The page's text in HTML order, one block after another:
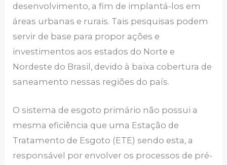
desenvolvimento, a fim de implantá-los em
áreas urbanas e rurais. Tais pesquisas podem
servir de base para propor ações e
investimentos aos estados do Norte e
Nordeste do Brasil, devido à baixa cobertura de
saneamento nessas regiões do país.
O sistema de esgoto primário não possui a
mesma eficiência que uma Estação de
Tratamento de Esgoto (ETE) sendo esta, a
responsável por envolver os processos de pré-